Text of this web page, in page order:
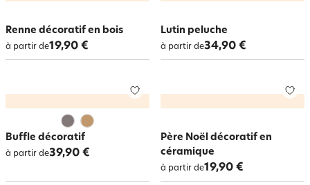
Renne décoratif en bois
à partir de19,90 €
Lutin peluche
à partir de34,90 €
Buffle décoratif
à partir de39,90 €
Père Noël décoratif en
céramique
à partir de19,90 €